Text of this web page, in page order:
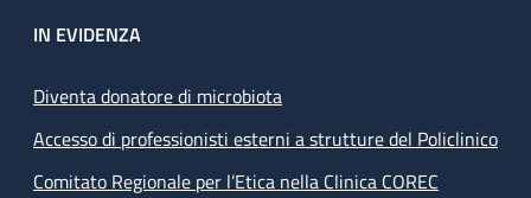
IN EVIDENZA
Diventa donatore di microbiota
Accesso di professionisti esterni a strutture del Policlinico
Comitato Regionale per l’Etica nella Clinica COREC